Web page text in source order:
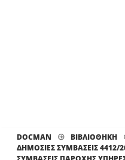
DOCMAN ΒΙΒΛΙΟΘΗΚΗ
ΔΗΜΟΣΙΕΣ ΣΥΜΒΑΣΕΙΣ 4412/